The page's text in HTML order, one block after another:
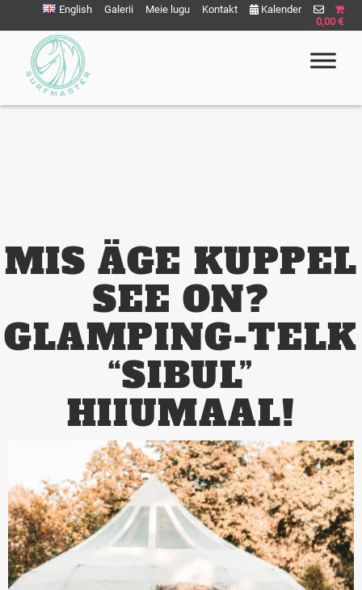
English Galerii Meie lugu Kontakt
Kalender
0,00 €
MIS ÄGE KUPPEL
SEE ON?
GLAMPING-TELK
“SIBUL”
HIIUMAAL!